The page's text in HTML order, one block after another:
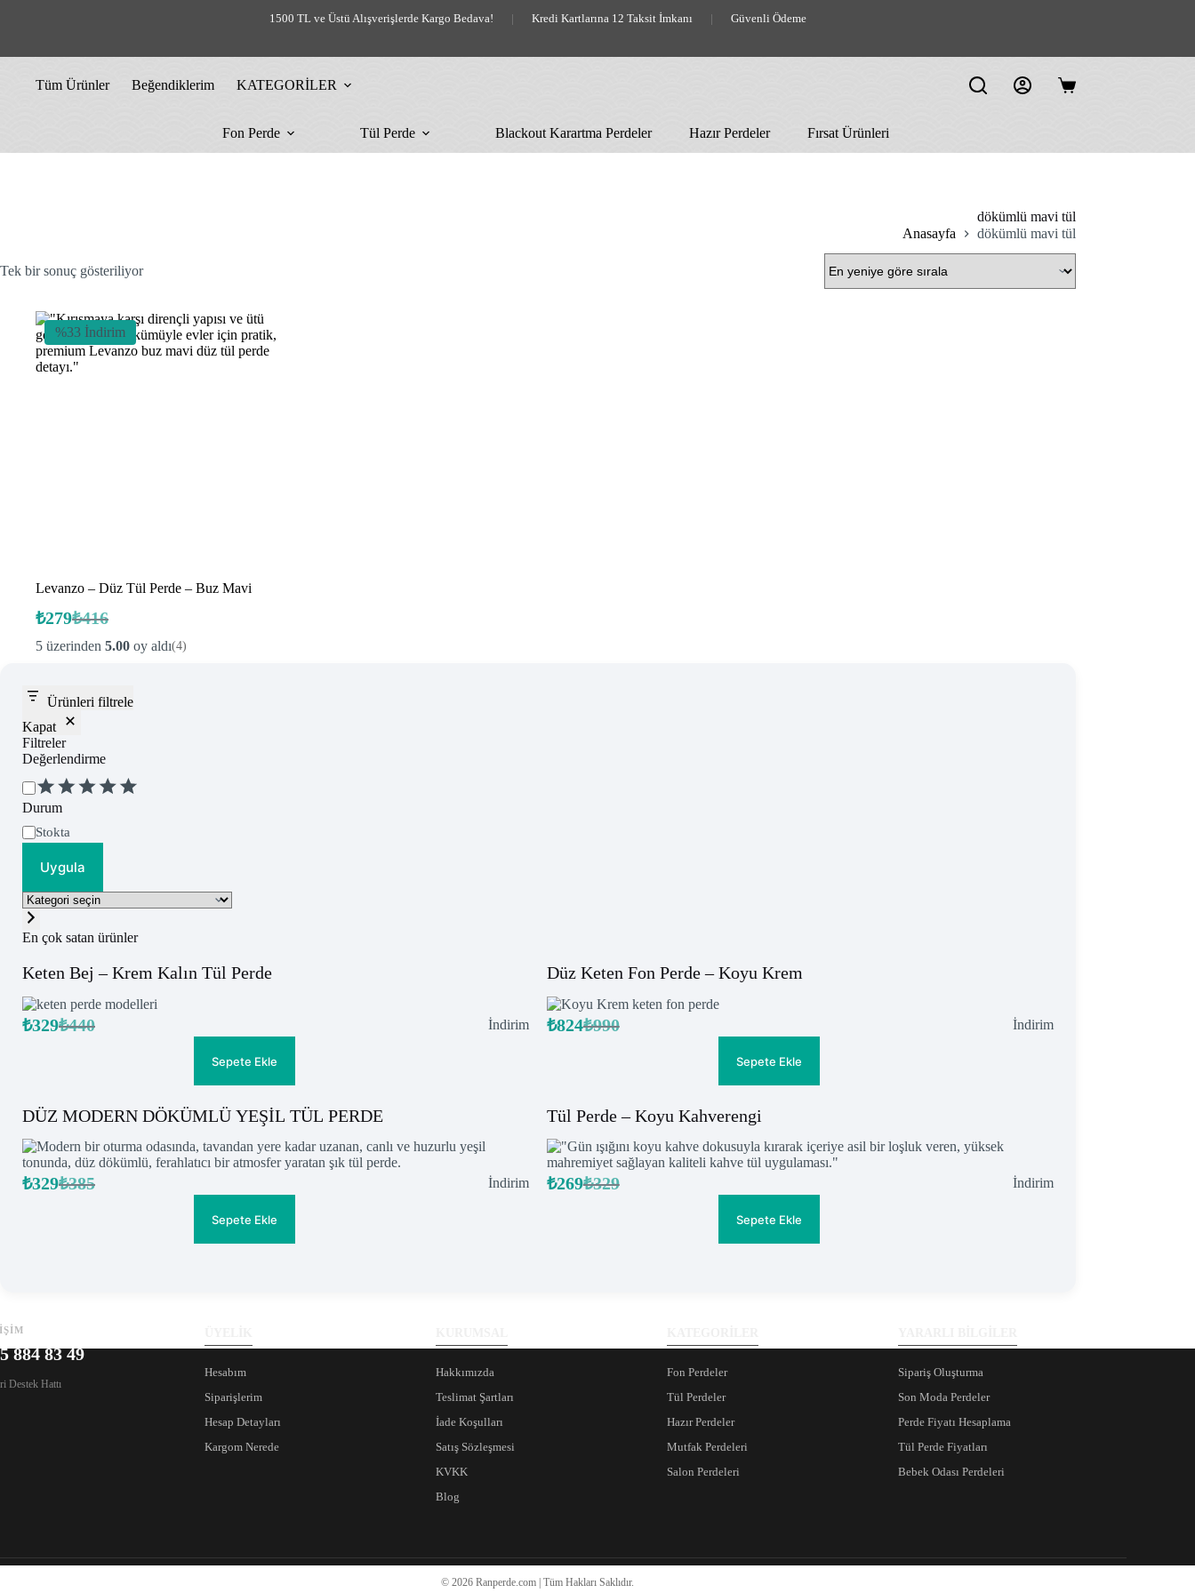
1500 TL ve Üstü Alışverişlerde Kargo Bedava! | Kredi Kartlarına 12 Taksit İmkanı | Güvenli Ödeme
Tüm Ürünler Beğendiklerim KATEGORİLER
Shopping
Fon Perde
Tül Perde Blackout Karartma Perdeler Hazır Perdeler Fırsat Ürünleri
dökümlü mavi tül
Anasayfa
dökümlü mavi tül
Tek bir sonuç gösteriliyor
%33 İndirim
Levanzo – Düz Tül Perde – Buz Mavi
₺416
Orijinal
fiyat:
₺279Şu
andaki
fiyat:
5 üzerinden 5.00 oy aldı(4)
Ürünleri filtrele
Kapat
Filtreler
Değerlendirme
Değerlendirme
Durum
Uygunluk
Stokta
Uygula
Kategori
seçin
En çok satan ürünler
Keten Bej – Krem Kalın Tül Perde
İndirimİndirimdeki
₺440
Orijinal
₺329Şu
Sepete Ekle
Düz Keten Fon Perde – Koyu Krem
İndirimİndirimdeki
₺990
Orijinal
₺824Şu
Sepete Ekle
DÜZ MODERN DÖKÜMLÜ YEŞİL TÜL PERDE
İndirimİndirimdeki
₺385
Orijinal
₺329Şu
Sepete Ekle
Tül Perde – Koyu Kahverengi
İndirimİndirimdeki
₺329
Orijinal
₺269Şu
Sepete Ekle
884 83 49
Destek Hattı
Hesabım
Siparişlerim
Hesap Detayları
Kargom Nerede
Hakkımızda
Teslimat Şartları
İade Koşulları
Satış Sözleşmesi
KVKK
Blog
Fon Perdeler
Tül Perdeler
Hazır Perdeler
Mutfak Perdeleri
Salon Perdeleri
Sipariş Oluşturma
Son Moda Perdeler
Perde Fiyatı Hesaplama
Tül Perde Fiyatları
Bebek Odası Perdeleri
© 2026 Ranperde.com | Tüm Hakları Saklıdır.